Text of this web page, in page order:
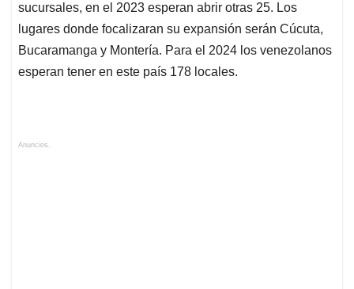
sucursales, en el 2023 esperan abrir otras 25. Los
lugares donde focalizaran su expansión serán Cúcuta,
Bucaramanga y Montería. Para el 2024 los venezolanos
esperan tener en este país 178 locales.
Anuncios.